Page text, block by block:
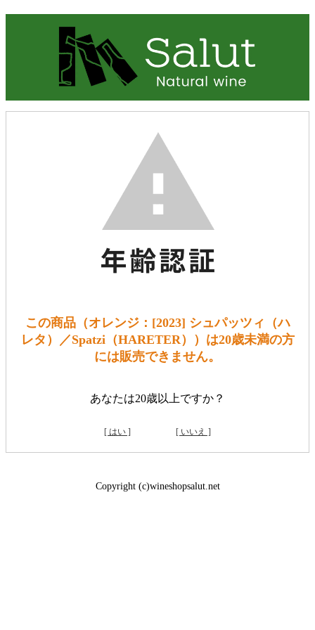
この商品（オレンジ：[2023] シュパッツィ（ハ
レタ）／Spatzi（HARETER））は20歳未満の方
には販売できません。
あなたは20歳以上ですか？
[ はい ] [ いいえ ]
Copyright (c)wineshopsalut.net